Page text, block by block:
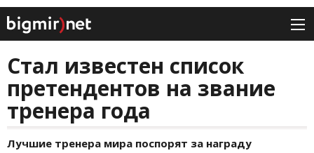
Стал известен список
претендентов на звание
тренера года
Лучшие тренера мира поспорят за награду